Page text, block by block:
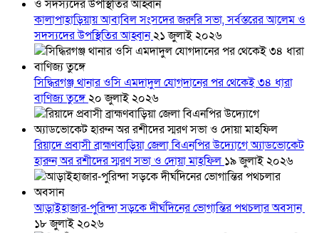
কালাপাহাড়িয়ায় আবাবিল সংসদের জরুরি সভা, সর্বস্তরের আলেম ও
সদস্যদের উপস্থিতির আহ্বান২১ জুলাই ২০২৬
সিদ্ধিরগঞ্জ থানার ওসি এমদাদুল যোগদানের পর থেকেই ৩৪ ধারা
বাণিজ্য তুঙ্গে২০ জুলাই ২০২৬
রিয়াদে প্রবাসী ব্রাহ্মণবাড়িয়া জেলা বিএনপির উদ্যোগে অ্যাডভোকেট
হারুন অর রশীদের স্মরণ সভা ও দোয়া মাহফিল ১৯ জুলাই ২০২৬
আড়াইহাজার-পুরিন্দা সড়কে দীর্ঘদিনের ভোগান্তির পথচলার অবসান
১৮ জুলাই ২০২৬